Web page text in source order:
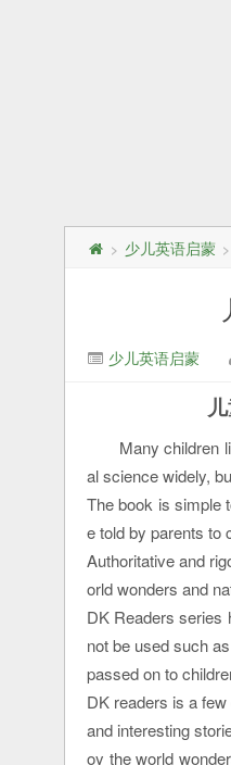
> 少儿英语启蒙 >
少儿英语启蒙
Many children
al science widely,
The book is simple
e told by parents to
Authoritative and
orld wonders and
DK Readers series
not be used such
passed on to
DK readers is a
and interesting
oy the world